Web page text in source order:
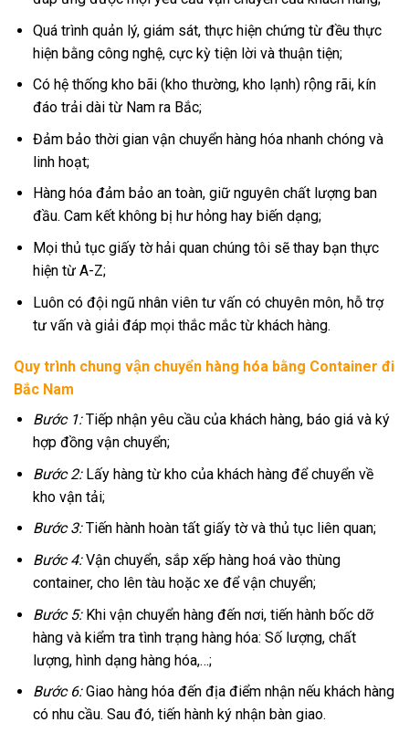
Quá trình quản lý, giám sát, thực hiện chứng từ đều thực
hiện bằng công nghệ, cực kỳ tiện lời và thuận tiện;
Có hệ thống kho bãi (kho thường, kho lạnh) rộng rãi, kín
đáo trải dài từ Nam ra Bắc;
Đảm bảo thời gian vận chuyển hàng hóa nhanh chóng và
linh hoạt;
Hàng hóa đảm bảo an toàn, giữ nguyên chất lượng ban
đầu. Cam kết không bị hư hỏng hay biến dạng;
Mọi thủ tục giấy tờ hải quan chúng tôi sẽ thay bạn thực
hiện từ A-Z;
Luôn có đội ngũ nhân viên tư vấn có chuyên môn, hỗ trợ
tư vấn và giải đáp mọi thắc mắc từ khách hàng.
Quy trình chung vận chuyển hàng hóa bằng Container đi
Bắc Nam
Bước 1:Tiếp nhận yêu cầu của khách hàng, báo giá và ký
hợp đồng vận chuyển;
Bước 2:Lấy hàng từ kho của khách hàng để chuyển về
kho vận tải;
Bước 3:Tiến hành hoàn tất giấy tờ và thủ tục liên quan;
Bước 4:Vận chuyển, sắp xếp hàng hoá vào thùng
container, cho lên tàu hoặc xe để vận chuyển;
Bước 5:Khi vận chuyển hàng đến nơi, tiến hành bốc dỡ
hàng và kiểm tra tình trạng hàng hóa: Số lượng, chất
lượng, hình dạng hàng hóa,…;
Bước 6:Giao hàng hóa đến địa điểm nhận nếu khách hàng
có nhu cầu. Sau đó, tiến hành ký nhận bàn giao.